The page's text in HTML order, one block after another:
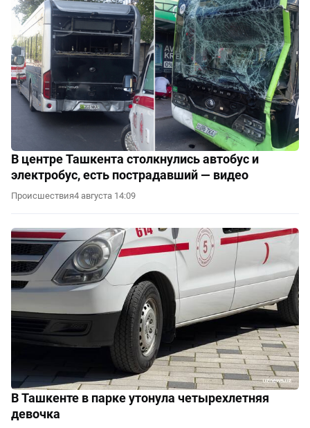
В центре Ташкента столкнулись автобус и
электробус, есть пострадавший — видео
Происшествия4 августа 14:09
В Ташкенте в парке утонула четырехлетняя
девочка